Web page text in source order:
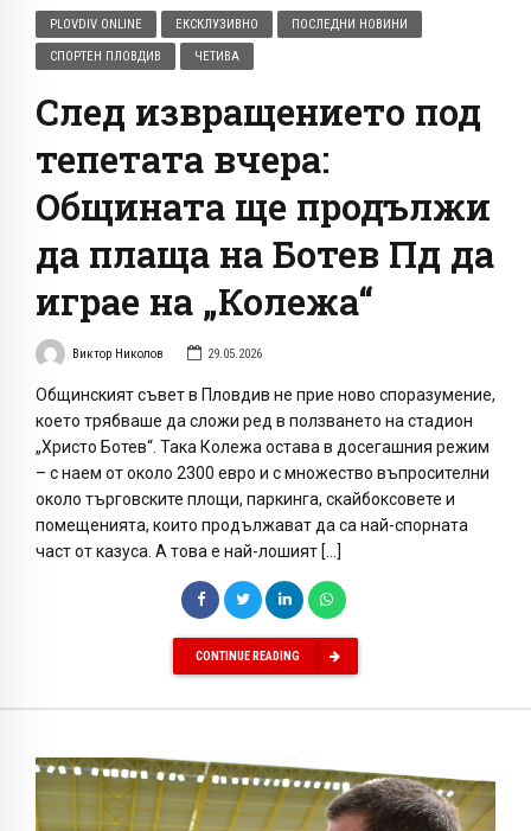
PLOVDIV ONLINE ЕКСКЛУЗИВНО ПОСЛЕДНИ НОВИНИ
СПОРТЕН ПЛОВДИВ ЧЕТИВА
След извращението под
тепетата вчера:
Общината ще продължи
да плаща на Ботев Пд да
играе на „Колежа“
Виктор Николов 29.05.2026
Общинският съвет в Пловдив не прие ново споразумение,
което трябваше да сложи ред в ползването на стадион
„Христо Ботев“. Така Колежа остава в досегашния режим
– с наем от около 2300 евро и с множество въпросителни
около търговските площи, паркинга, скайбоксовете и
помещенията, които продължават да са най-спорната
част от казуса. А това е най-лошият […]
CONTINUE READING